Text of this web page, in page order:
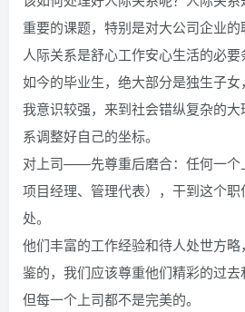
重要的课题，特别是对大公司企业
人际关系是舒心工作安心生活的必要
如今的毕业生，绝大部分是独生子
我意识较强，来到社会错纵复杂的
系调整好自己的坐标。
对上司——先尊重后磨合：任何一个
项目经理、管理代表），干到这个
处。
他们丰富的工作经验和待人处世方
鉴的，我们应该尊重他们精彩的过去
但每一个上司都不是完美的。